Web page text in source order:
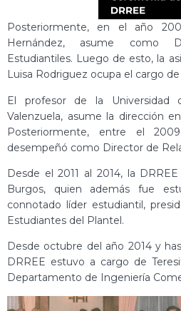
Posteriormente, en el año
Hernández, asume como
Estudiantiles. Luego de esto, la
Luisa Rodriguez ocupa el cargo
El profesor de la Universidad
Valenzuela, asume la dirección
Posteriormente, entre el
desempeñó como Director de
Desde el 2011 al 2014, la
Burgos, quien además fue
connotado líder estudiantil,
Estudiantes del Plantel.
Desde octubre del año 2014 y
DRREE estuvo a cargo de
Departamento de Ingeniería